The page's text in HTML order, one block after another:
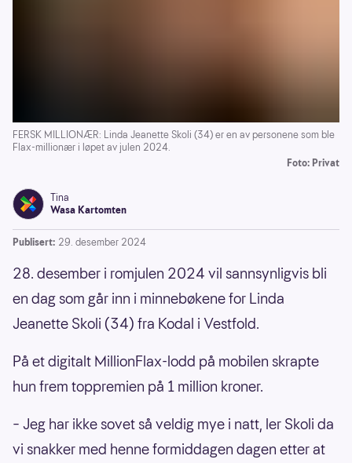
FERSK MILLIONÆR: Linda Jeanette Skoli (34) er en av personene som ble
Flax-millionær i løpet av julen 2024.
Foto: Privat
Tina
Wasa Kartomten
Publisert: 29. desember 2024
28. desember i romjulen 2024 vil sannsynligvis bli
en dag som går inn i minnebøkene for Linda
Jeanette Skoli (34) fra Kodal i Vestfold.
På et digitalt MillionFlax-lodd på mobilen skrapte
hun frem toppremien på 1 million kroner.
– Jeg har ikke sovet så veldig mye i natt, ler Skoli da
vi snakker med henne formiddagen dagen etter at